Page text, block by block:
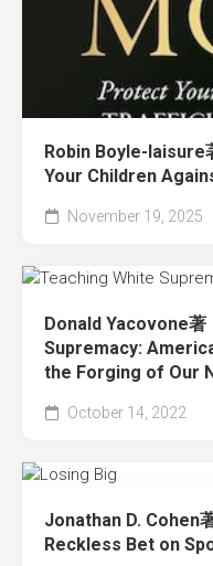
Robin Boyle-
Your Children
November 19, 2025
Donald Yacovone
Supremacy:
the Forging of Our
October 14, 2022
Jonathan D. Cohen
Reckless Bet on